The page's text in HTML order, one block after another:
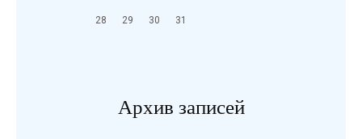
28 29 30 31
Архив записей